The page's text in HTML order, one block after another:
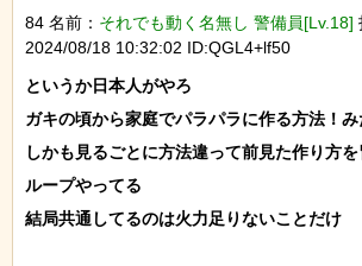
84 名前： それでも動く名無し 警備員[Lv.18]
2024/08/18 10:32:02 ID:QGL4+lf50
というか日本人がやろ
ガキの頃から家庭でパラパラに作る方法！
しかも見るごとに方法違って前見た作り方
ループやってる
結局共通してるのは火力足りないことだけ